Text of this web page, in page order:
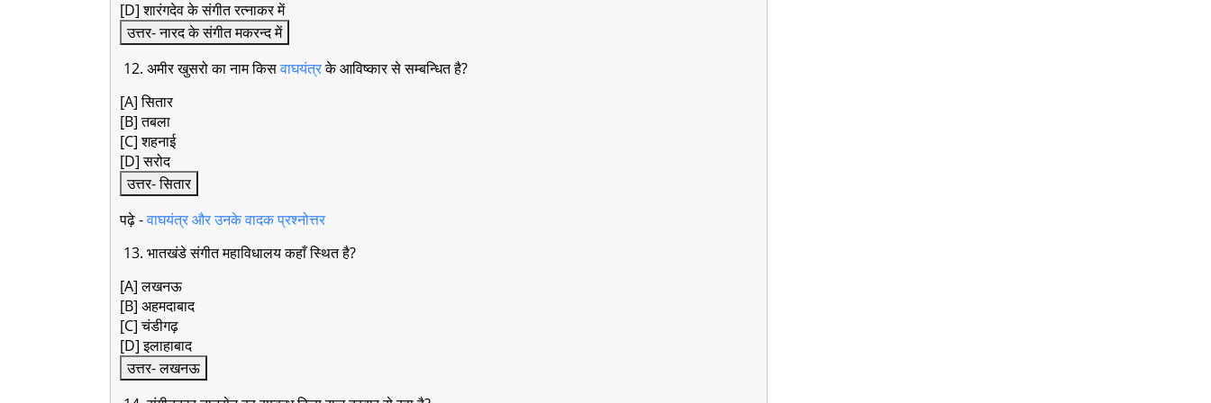
[D] शारंगदेव के संगीत रत्नाकर में
उत्तर- नारद के संगीत मकरन्द में
12. अमीर खुसरो का नाम किसवाघयंत्रके आविष्कार से सम्बन्धित है?
[A] सितार
[B] तबला
[C] शहनाई
[D] सरोद
उत्तर- सितार
पढ़े -वाघयंत्र और उनके वादक प्रश्नोत्तर
13. भातखंडे संगीत महाविधालय कहाँ स्थित है?
[A] लखनऊ
[B] अहमदाबाद
[C] चंडीगढ़
[D] इलाहाबाद
उत्तर- लखनऊ